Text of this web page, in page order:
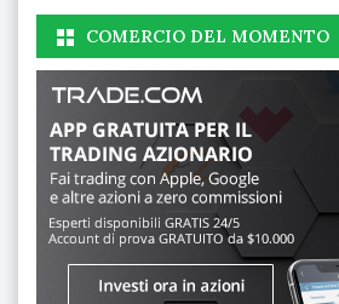
COMERCIO DEL MOMENTO